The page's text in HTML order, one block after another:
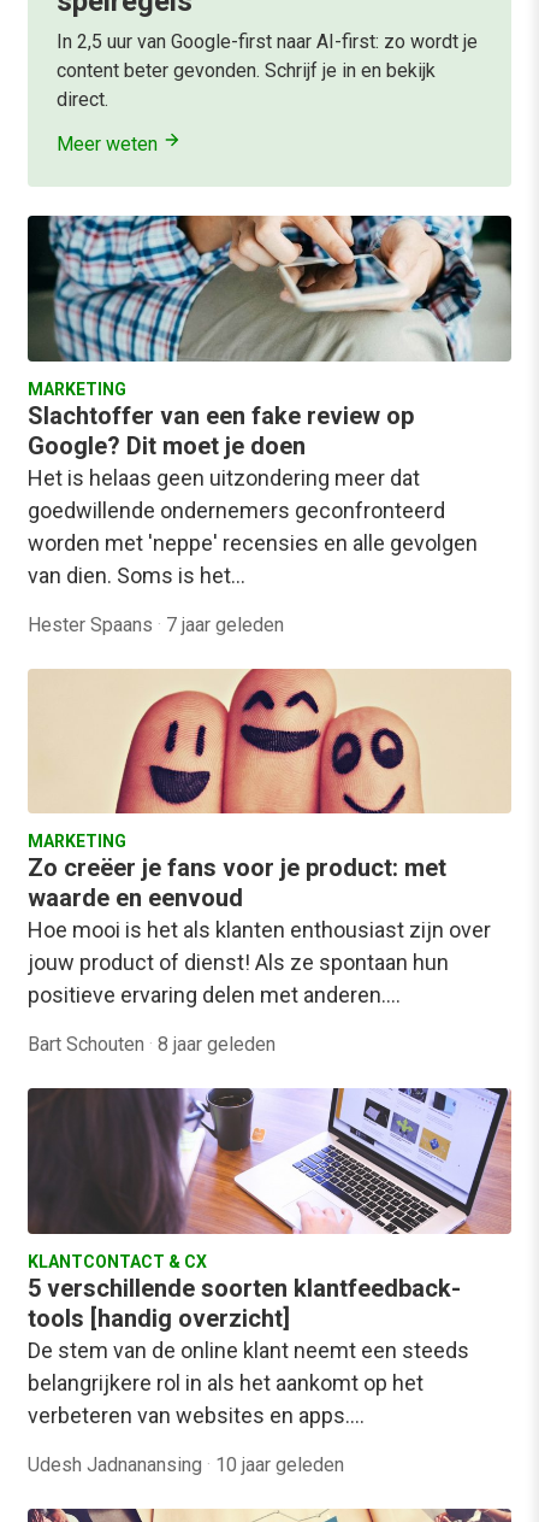
In 2,5 uur van Google-first naar AI-first: zo wordt je
content beter gevonden. Schrijf je in en bekijk
direct.
Meer weten
MARKETING
Slachtoffer van een fake review op
Google? Dit moet je doen
Het is helaas geen uitzondering meer dat
goedwillende ondernemers geconfronteerd
worden met 'neppe' recensies en alle gevolgen
van dien. Soms is het…
Hester Spaans · 7 jaar geleden
MARKETING
Zo creëer je fans voor je product: met
waarde en eenvoud
Hoe mooi is het als klanten enthousiast zijn over
jouw product of dienst! Als ze spontaan hun
positieve ervaring delen met anderen.…
Bart Schouten · 8 jaar geleden
KLANTCONTACT & CX
5 verschillende soorten klantfeedback-
tools [handig overzicht]
De stem van de online klant neemt een steeds
belangrijkere rol in als het aankomt op het
verbeteren van websites en apps.…
Udesh Jadnanansing · 10 jaar geleden